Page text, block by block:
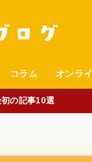
コラム オンラ
の記事10選